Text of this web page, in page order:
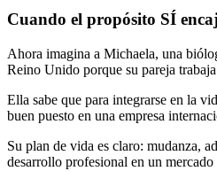
Cuando el propósito SÍ
Ahora imagina a Michaela, una
Reino Unido porque su pareja
Ella sabe que para integrarse en la
buen puesto en una empresa
Su plan de vida es claro: mudanza,
desarrollo profesional en un mercado